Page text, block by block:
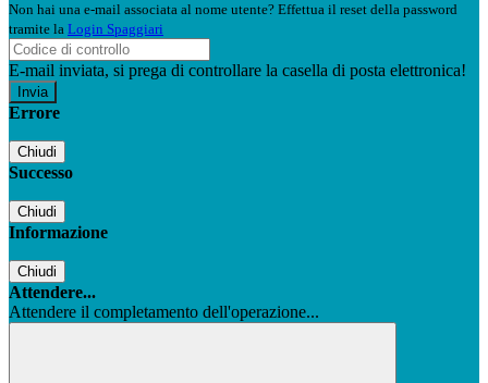
Non hai una e-mail associata al nome utente? Effettua il reset della password
tramite la Login Spaggiari
E-mail inviata, si prega di controllare la casella di posta elettronica!
Errore
Chiudi
Successo
Chiudi
Informazione
Chiudi
Attendere...
Attendere il completamento dell'operazione...